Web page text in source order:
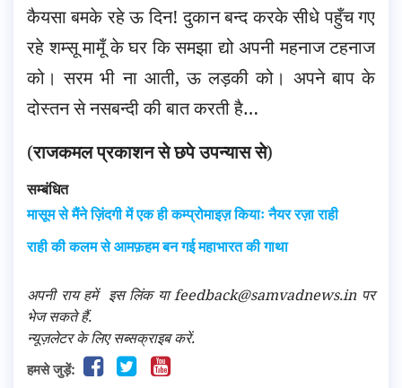
कैयसा बमके रहे ऊ दिन! दुकान बन्द करके सीधे पहुँच गए
रहे शम्सू मामूँ के घर कि समझा द्यो अपनी महनाज टहनाज
को। सरम भी ना आती, ऊ लड़की को। अपने बाप के
दोस्तन से नसबन्दी की बात करती है…
(राजकमल प्रकाशन से छपे उपन्यास से)
सम्बंधित
मासूम से मैंने ज़िंदगी में एक ही कम्प्रोमाइज़ कियाः नैयर रज़ा राही
राही की कलम से आमफ़हम बन गई महाभारत की गाथा
अपनी राय हमें इस लिंक या feedback@samvadnews.in पर
भेज सकते हैं.
न्यूज़लेटर के लिए सब्सक्राइब करें.
हमसे जुड़ें: